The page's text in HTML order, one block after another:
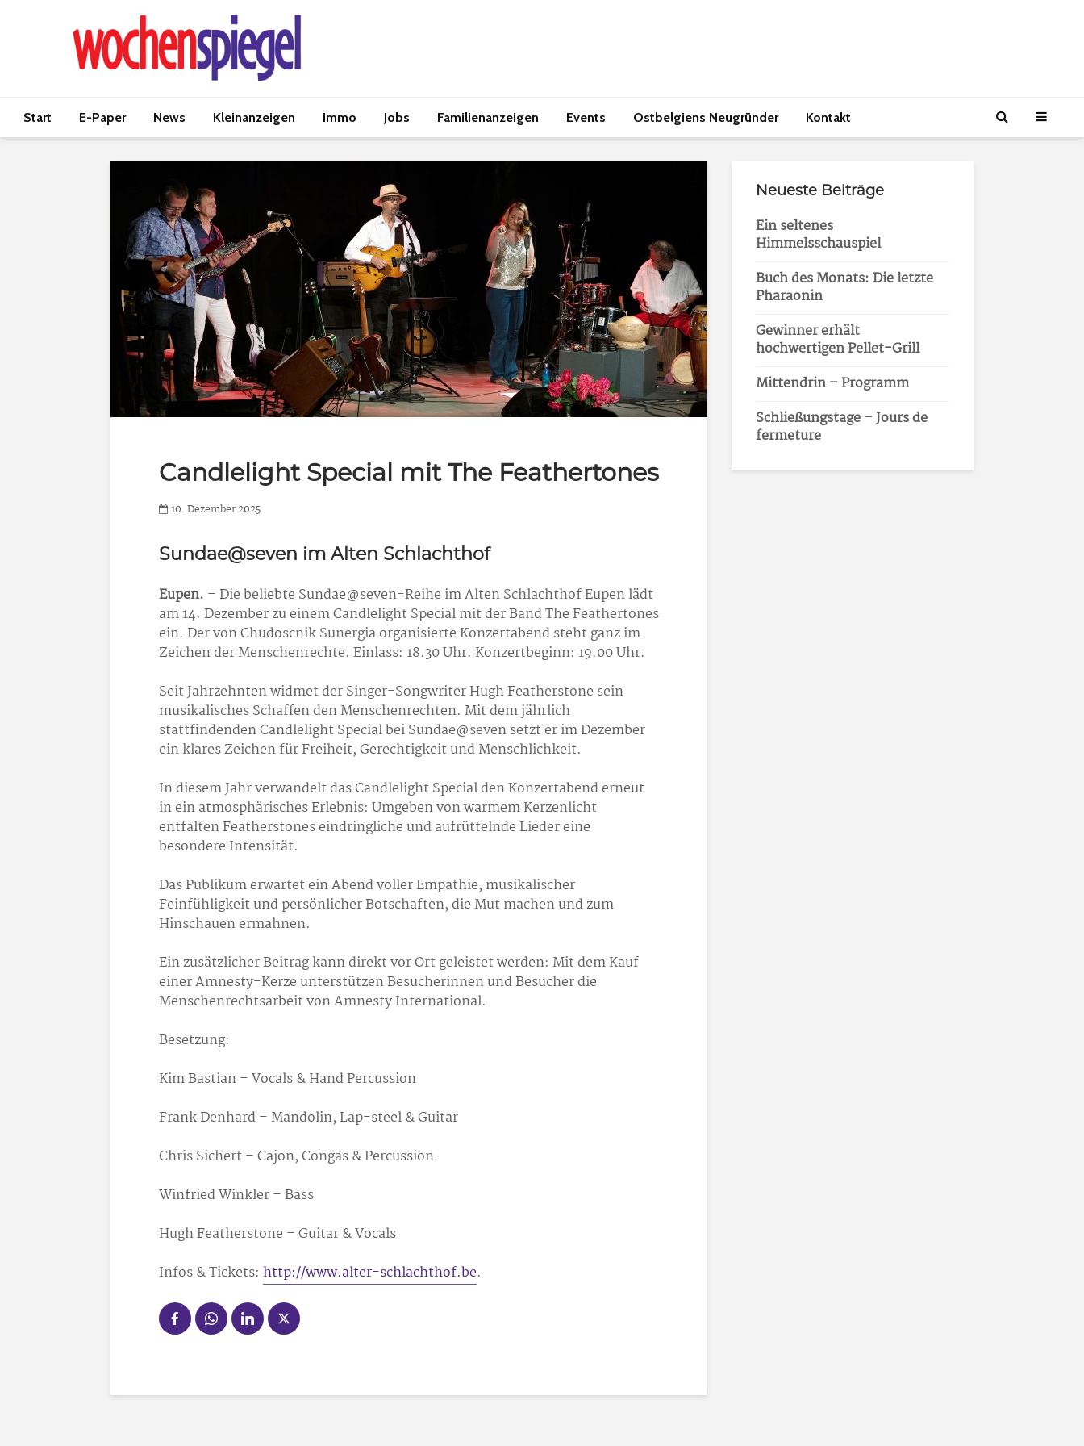
Start E-Paper News Kleinanzeigen Immo Jobs Familienanzeigen Events Ostbelgiens Neugründer Kontakt
Candlelight Special mit The Feathertones
10. Dezember 2025
Sundae@seven im Alten Schlachthof
Eupen. – Die beliebte Sundae@seven-Reihe im Alten Schlachthof Eupen lädt
am 14. Dezember zu einem Candlelight Special mit der Band The Feathertones
ein. Der von Chudoscnik Sunergia organisierte Konzertabend steht ganz im
Zeichen der Menschenrechte. Einlass: 18.30 Uhr. Konzertbeginn: 19.00 Uhr.
Seit Jahrzehnten widmet der Singer-Songwriter Hugh Featherstone sein
musikalisches Schaffen den Menschenrechten. Mit dem jährlich
stattfindenden Candlelight Special bei Sundae@seven setzt er im Dezember
ein klares Zeichen für Freiheit, Gerechtigkeit und Menschlichkeit.
In diesem Jahr verwandelt das Candlelight Special den Konzertabend erneut
in ein atmosphärisches Erlebnis: Umgeben von warmem Kerzenlicht
entfalten Featherstones eindringliche und aufrüttelnde Lieder eine
besondere Intensität.
Das Publikum erwartet ein Abend voller Empathie, musikalischer
Feinfühligkeit und persönlicher Botschaften, die Mut machen und zum
Hinschauen ermahnen.
Ein zusätzlicher Beitrag kann direkt vor Ort geleistet werden: Mit dem Kauf
einer Amnesty-Kerze unterstützen Besucherinnen und Besucher die
Menschenrechtsarbeit von Amnesty International.
Besetzung:
Kim Bastian – Vocals & Hand Percussion
Frank Denhard – Mandolin, Lap-steel & Guitar
Chris Sichert – Cajon, Congas & Percussion
Winfried Winkler – Bass
Hugh Featherstone – Guitar & Vocals
Infos & Tickets: http://www.alter-schlachthof.be.
Neueste Beiträge
Ein seltenes
Himmelsschauspiel
Buch des Monats: Die letzte
Pharaonin
Gewinner erhält
hochwertigen Pellet-Grill
Mittendrin – Programm
Schließungstage – Jours de
fermeture